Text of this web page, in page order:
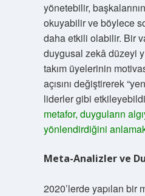
yönetebilir,
okuyabilir ve böylece
daha etkili olabilir. Bir
duygusal zekâ düzeyi
takım üyelerinin
açısını değiştirerek
liderler gibi
metafor, duyguların
yönlendirdiğini
Meta-Analizler ve
2020’lerde yapılan bir